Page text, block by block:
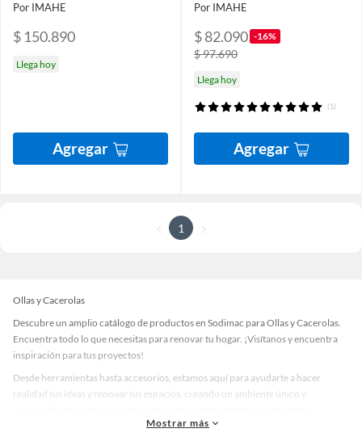
Por IMAHE
$ 150.890
Llega hoy
Agregar
Por IMAHE
$ 82.090 -16%
$ 97.690
Llega hoy
(1)
Agregar
1
Ollas y Cacerolas
Descubre un amplio catálogo de productos en Sodimac para Ollas y Cacerolas.
Encuentra todo lo que necesitas para renovar tu hogar. ¡Visítanos y encuentra
inspiración para tus proyectos!
Desde herramientas hasta accesorios, estamos aquí para ayudarte a hacer
realidad tus ideas y renovar tus espacios, creando un ambiente único y
accesorios de calidad que te ayudarán a crear un espacio más tú.
Mostrar más